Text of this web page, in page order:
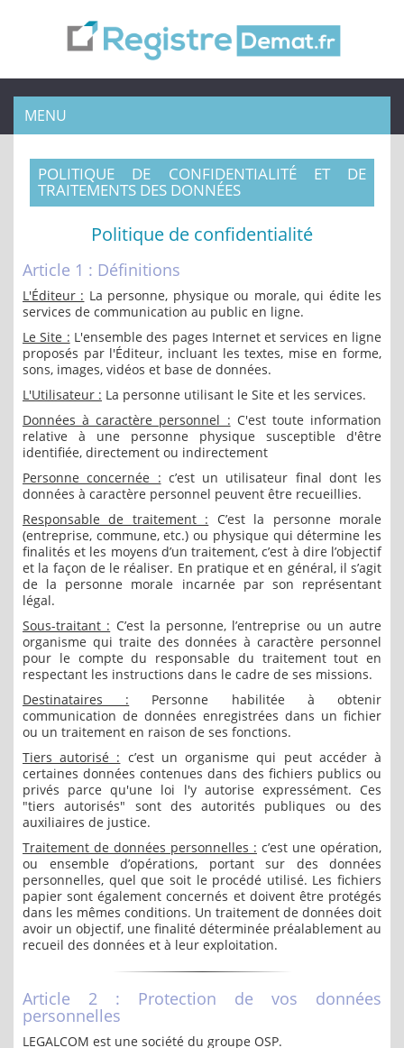
MENU
POLITIQUE DE CONFIDENTIALITÉ ET DE
TRAITEMENTS DES DONNÉES
Politique de confidentialité
Article 1 : Définitions
L'Éditeur : La personne, physique ou morale, qui édite les
services de communication au public en ligne.
Le Site : L'ensemble des pages Internet et services en ligne
proposés par l'Éditeur, incluant les textes, mise en forme,
sons, images, vidéos et base de données.
L'Utilisateur : La personne utilisant le Site et les services.
Données à caractère personnel : C'est toute information
relative à une personne physique susceptible d'être
identifiée, directement ou indirectement
Personne concernée : c’est un utilisateur final dont les
données à caractère personnel peuvent être recueillies.
Responsable de traitement : C’est la personne morale
(entreprise, commune, etc.) ou physique qui détermine les
finalités et les moyens d’un traitement, c’est à dire l’objectif
et la façon de le réaliser. En pratique et en général, il s’agit
de la personne morale incarnée par son représentant
légal.
Sous-traitant : C’est la personne, l’entreprise ou un autre
organisme qui traite des données à caractère personnel
pour le compte du responsable du traitement tout en
respectant les instructions dans le cadre de ses missions.
Destinataires : Personne habilitée à obtenir
communication de données enregistrées dans un fichier
ou un traitement en raison de ses fonctions.
Tiers autorisé : c’est un organisme qui peut accéder à
certaines données contenues dans des fichiers publics ou
privés parce qu'une loi l'y autorise expressément. Ces
"tiers autorisés" sont des autorités publiques ou des
auxiliaires de justice.
Traitement de données personnelles : c’est une opération,
ou ensemble d’opérations, portant sur des données
personnelles, quel que soit le procédé utilisé. Les fichiers
papier sont également concernés et doivent être protégés
dans les mêmes conditions. Un traitement de données doit
avoir un objectif, une finalité déterminée préalablement au
recueil des données et à leur exploitation.
Article 2 : Protection de vos données
personnelles
LEGALCOM est une société du groupe OSP.